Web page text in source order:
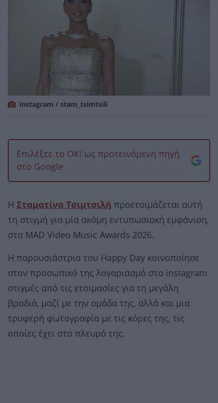
instagram / stam_tsimtsili
Επιλέξτε το OK! ως προτεινόμενη πηγή
στο Google
Η Σταματίνα Τσιμτσιλή προετοιμάζεται αυτή
τη στιγμή για μία ακόμη εντυπωσιακή εμφάνιση,
στα MAD Video Music Awards 2026.
Η παρουσιάστρια του Happy Day κοινοποίησε
στον προσωπικό της λογαριασμό στο instagram
στιγμές από τις ετοιμασίες για τη μεγάλη
βραδιά, μαζί με την ομάδα της, αλλά και μια
τρυφερή φωτογραφία με τις κόρες της, τις
οποίες έχει στο πλευρό της.